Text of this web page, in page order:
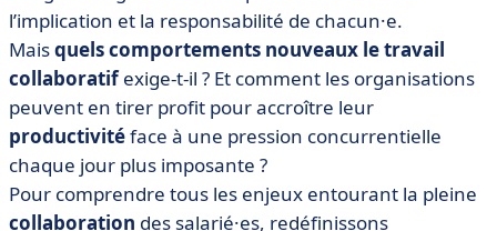
l’implication et la responsabilité de chacun·e.
Maisquels comportements nouveaux le travail
collaboratifexige-t-il ? Et comment les organisations
peuvent en tirer profit pour accroître leur
productivitéface à une pression concurrentielle
chaque jour plus imposante ?
Pour comprendre tous les enjeux entourant la pleine
collaboration des salarié·es, redéfinissons